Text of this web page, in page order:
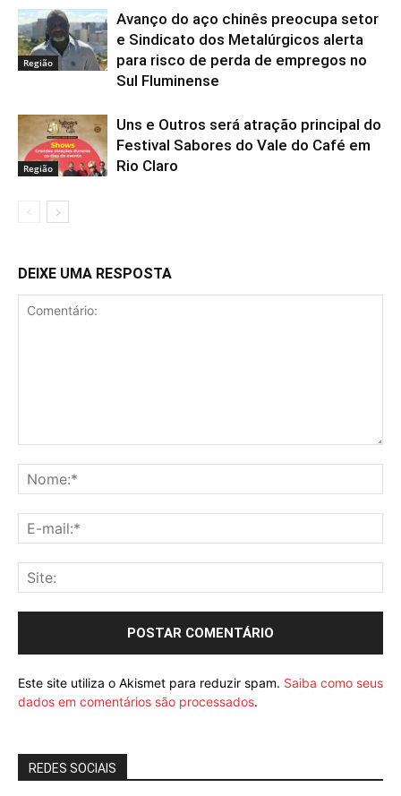
Região
Avanço do aço chinês preocupa setor
e Sindicato dos Metalúrgicos alerta
para risco de perda de empregos no
Sul Fluminense
Região
Uns e Outros será atração principal do
Festival Sabores do Vale do Café em
Rio Claro
DEIXE UMA RESPOSTA
Este site utiliza o Akismet para reduzir spam. Saiba como seus
dados em comentários são processados.
REDES SOCIAIS